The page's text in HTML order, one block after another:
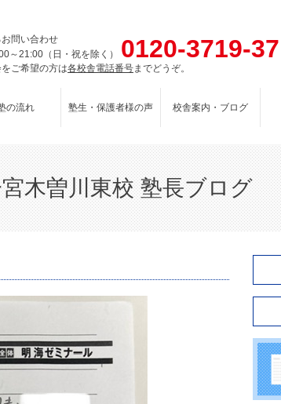
問い合わせ
～21:00（日・祝を除く） 0120-3719-37
ご希望の方は各校舎電話番号までどうぞ。
の流れ 塾生・保護者様の声 校舎案内・ブログ
木曽川東校 塾長ブログ